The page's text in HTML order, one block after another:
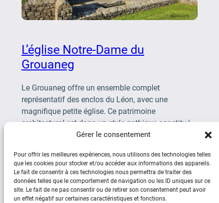
Gérer le consentement
Pour offrir les meilleures expériences, nous utilisons des technologies telles
que les cookies pour stocker et/ou accéder aux informations des appareils.
Le fait de consentir à ces technologies nous permettra de traiter des
données telles que le comportement de navigation ou les ID uniques sur ce
site. Le fait de ne pas consentir ou de retirer son consentement peut avoir
un effet négatif sur certaines caractéristiques et fonctions.
L’église Notre-Dame du
Grouaneg
Le Grouaneg offre un ensemble complet
représentatif des enclos du Léon, avec une
magnifique petite église. Ce patrimoine
architectural est dans un style gothique constitué
au fil des siècles, avec […]